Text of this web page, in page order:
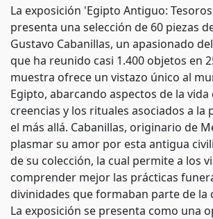
La exposición 'Egipto Antiguo:
presenta una selección de 60 piezas
Gustavo Cabanillas, un apasionado
que ha reunido casi 1.400 objetos en
muestra ofrece un vistazo único al
Egipto, abarcando aspectos de la vida
creencias y los rituales asociados a la
el más allá. Cabanillas, originario de
plasmar su amor por esta antigua
de su colección, la cual permite a los
comprender mejor las prácticas
divinidades que formaban parte de la
La exposición se presenta como una